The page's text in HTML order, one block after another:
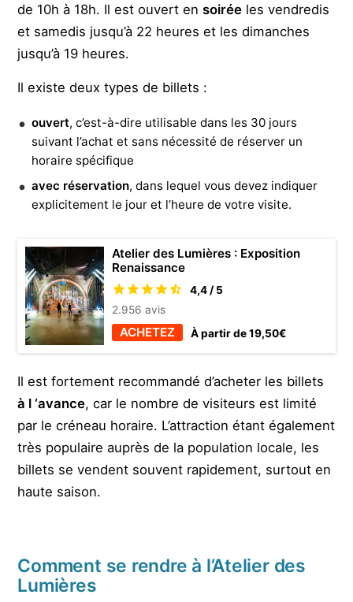
de 10h à 18h. Il est ouvert ensoirée les vendredis
et samedis jusqu’à 22 heures et les dimanches
jusqu’à 19 heures.
Il existe deux types de billets :
ouvert, c’est-à-dire utilisable dans les 30 jours
suivant l’achat et sans nécessité de réserver un
horaire spécifique
avec réservation, dans lequel vous devez indiquer
explicitement le jour et l’heure de votre visite.
Atelier des Lumières : Exposition
Renaissance
4,4 / 5
2.956 avis
ACHETEZ À partir de 19,50€
Il est fortement recommandé d’acheter les billets
à l ‘avance, car le nombre de visiteurs est limité
par le créneau horaire. L’attraction étant également
très populaire auprès de la population locale, les
billets se vendent souvent rapidement, surtout en
haute saison.
Comment se rendre à l’Atelier des
Lumières